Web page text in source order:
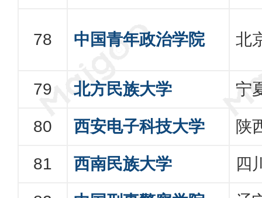
中国青年政治学院 北
北方民族大学 宁
西安电子科技大学 陕
西南民族大学 四